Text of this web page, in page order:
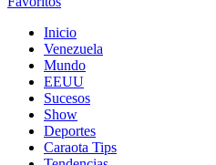
Inicio
Venezuela
Mundo
EEUU
Sucesos
Show
Deportes
Caraota Tips